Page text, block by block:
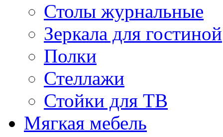
Столы журнальные
Зеркала для гостиной
Полки
Стеллажи
Стойки для ТВ
Мягкая мебель